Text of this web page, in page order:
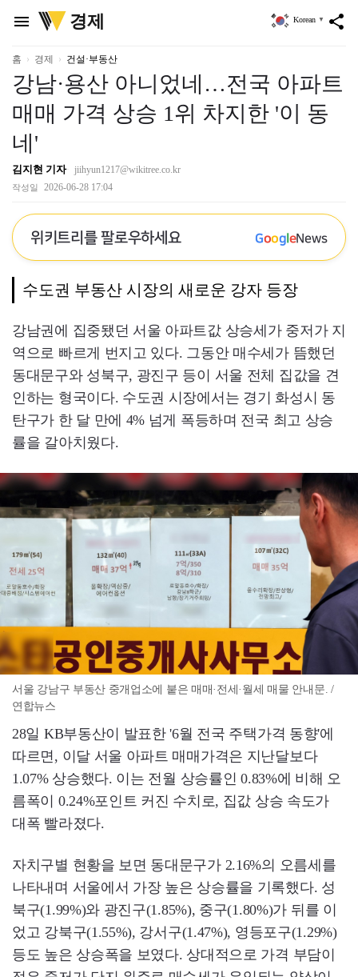
menu
위
키
리
경제 share
Korean ▼
홈 경제 건설·부동산
강남·용산 아니었네…전국 아파트
매매 가격 상승 1위 차지한 '이 동
네'
김지현 기자 jiihyun1217@wikitree.co.kr
작성일 2026-06-28 17:04
위키트리를 팔로우하세요 GoogleNews
수도권 부동산 시장의 새로운 강자 등장
강남권에 집중됐던 서울 아파트값 상승세가 중저가 지
역으로 빠르게 번지고 있다. 그동안 매수세가 뜸했던
동대문구와 성북구, 광진구 등이 서울 전체 집값을 견
인하는 형국이다. 수도권 시장에서는 경기 화성시 동
탄구가 한 달 만에 4% 넘게 폭등하며 전국 최고 상승
률을 갈아치웠다.
서울 강남구 부동산 중개업소에 붙은 매매·전세·월세 매물 안내문. /
연합뉴스
28일 KB부동산이 발표한 '6월 전국 주택가격 동향'에
따르면, 이달 서울 아파트 매매가격은 지난달보다
1.07% 상승했다. 이는 전월 상승률인 0.83%에 비해 오
름폭이 0.24%포인트 커진 수치로, 집값 상승 속도가
대폭 빨라졌다.
자치구별 현황을 보면 동대문구가 2.16%의 오름세를
나타내며 서울에서 가장 높은 상승률을 기록했다. 성
북구(1.99%)와 광진구(1.85%), 중구(1.80%)가 뒤를 이
었고 강북구(1.55%), 강서구(1.47%), 영등포구(1.29%)
등도 높은 상승폭을 보였다. 상대적으로 가격 부담이